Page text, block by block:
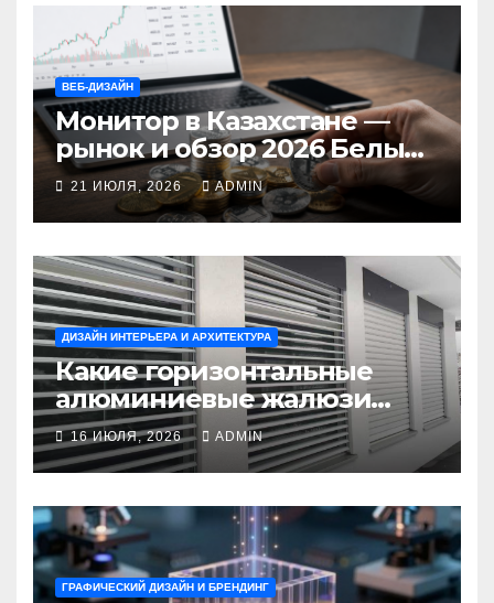
ВЕБ-ДИЗАЙН
Монитор в Казахстане —
рынок и обзор 2026 Белый
Ветер Shop.kz
21 ИЮЛЯ, 2026 ADMIN
ДИЗАЙН ИНТЕРЬЕРА И АРХИТЕКТУРА
Какие горизонтальные
алюминиевые жалюзи
выбрать для окон?
16 ИЮЛЯ, 2026 ADMIN
ГРАФИЧЕСКИЙ ДИЗАЙН И БРЕНДИНГ